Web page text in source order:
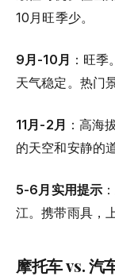
10月旺季少。
9月-10月 ：旺
天气稳定。热门
11月-2月 ：高海
的天空和安静的
5-6月实用提示
江。携带雨具，
摩托车 vs. 汽